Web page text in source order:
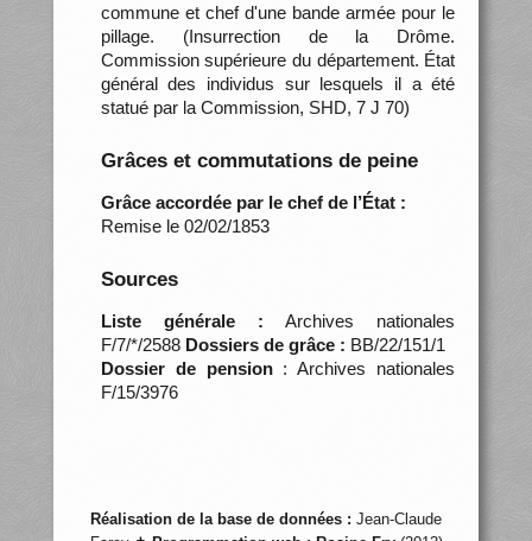
commune et chef d'une bande armée pour le
pillage. (Insurrection de la Drôme.
Commission supérieure du département. État
général des individus sur lesquels il a été
statué par la Commission, SHD, 7 J 70)
Grâces et commutations de peine
Grâce accordée par le chef de l’État :
Remise le 02/02/1853
Sources
Liste générale : Archives nationales
F/7/*/2588 Dossiers de grâce : BB/22/151/1
Dossier de pension: Archives nationales
F/15/3976
Réalisation de la base de données : Jean-Claude